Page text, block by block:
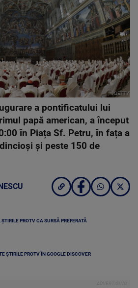
GETTY
a pontificatului lui
papă american, a început
în Piața Sf. Petru, în fața a
și peste 150 de
PROTV CA SURSĂ PREFERATĂ
ȘTIRILE PROTV ÎN GOOGLE DISCOVER